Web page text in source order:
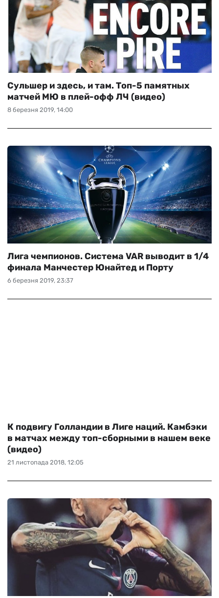
8 березня 2019, 14:00
Сульшер и здесь, и там. Топ-5 памятных
матчей МЮ в плей-офф ЛЧ (видео)
6 березня 2019, 23:37
Лига чемпионов. Система VAR выводит в 1/4
финала Манчестер Юнайтед и Порту
21 листопада 2018, 12:05
К подвигу Голландии в Лиге наций. Камбэки
в матчах между топ-сборными в нашем веке
(видео)